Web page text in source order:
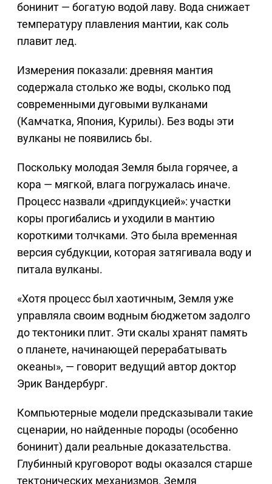
бонинит — богатую водой лаву. Вода снижает
температуру плавления мантии, как соль
плавит лед.
Измерения показали: древняя мантия
содержала столько же воды, сколько под
современными дуговыми вулканами
(Камчатка, Япония, Курилы). Без воды эти
вулканы не появились бы.
Поскольку молодая Земля была горячее, а
кора — мягкой, влага погружалась иначе.
Процесс назвали «дрипдукцией»: участки
коры прогибались и уходили в мантию
короткими толчками. Это была временная
версия субдукции, которая затягивала воду и
питала вулканы.
«Хотя процесс был хаотичным, Земля уже
управляла своим водным бюджетом задолго
до тектоники плит. Эти скалы хранят память
о планете, начинающей перерабатывать
океаны», — говорит ведущий автор доктор
Эрик Вандербург.
Компьютерные модели предсказывали такие
сценарии, но найденные породы (особенно
бонинит) дали реальные доказательства.
Глубинный круговорот воды оказался старше
тектонических механизмов. Земля